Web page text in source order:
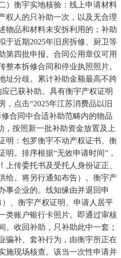
）衡宇实地核验：线上申请材料
权人的只补助一次，以及无合理
物品和材料未安拆利用的；补助
于近期2025年旧房拆修、厨卫等
第四批申报。合同公用章仅可用
整本拆修合同和停业执照照片。
址分歧。累计补助金额最高不跨
已获补助。具有衡宇产权证明
，点击“2025年江苏消费品以旧
合同中合适补助范畴内的物品
，按照新一批补助资金放置及上
明：包罗衡宇不动产权证书、衡
。排序根据“无效申请时间”，
上传委托书及受托人身份证正、
给。将另行通知布告）。衡宇产
事企业的。线知缘由并退回申
、衡宇产权证明、申请人居平
类账户银行卡照片。即通过审核
。收回补助，只补助此中一套；
骗补、套补行为，由衡宇所正在
施现场核查。该当一次性申请并